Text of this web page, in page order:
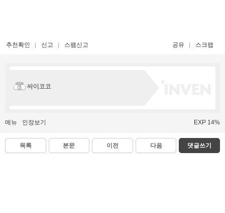
추천확인 신고 스팸신고 공유 스크랩
싸이코코
메뉴 인장보기 EXP 14%
목록 본문 이전 다음 댓글쓰기